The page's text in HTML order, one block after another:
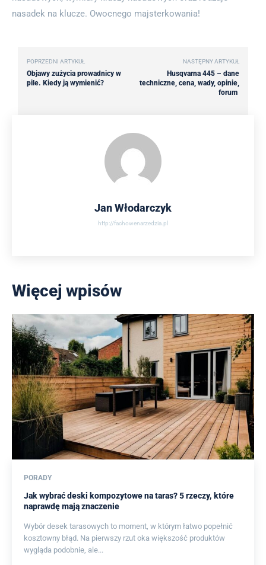
nasadek na klucze. Owocnego majsterkowania!
POPRZEDNI ARTYKUŁ
Objawy zużycia prowadnicy w
pile. Kiedy ją wymienić?
NASTĘPNY ARTYKUŁ
Husqvarna 445 – dane
techniczne, cena, wady, opinie,
forum
Jan Włodarczyk
http://fachowenarzedzia.pl
Więcej wpisów
PORADY
Jak wybrać deski kompozytowe na taras? 5 rzeczy, które
naprawdę mają znaczenie
Wybór desek tarasowych to moment, w którym łatwo popełnić
kosztowny błąd. Na pierwszy rzut oka większość produktów
wygląda podobnie, ale...